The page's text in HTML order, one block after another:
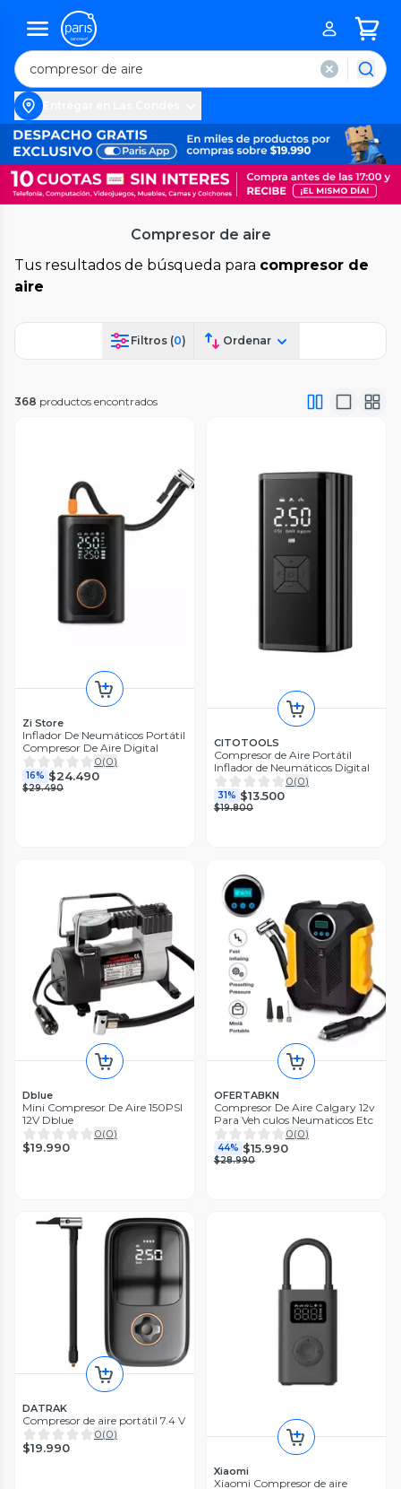
Compresor de aire
Tus resultados de búsqueda para compresor de
aire
Filtros (0) Ordenar
368 productos encontrados
Zi Store
Inflador De Neumáticos Portátil
Compresor De Aire Digital
0(0)
16% $24.490
$29.490
CITOTOOLS
Compresor de Aire Portátil
Inflador de Neumáticos Digital
0(0)
31% $13.500
$19.800
Dblue
Mini Compresor De Aire 150PSI
12V Dblue
0(0)
$19.990
OFERTABKN
Compresor De Aire Calgary 12v
Para Veh culos Neumaticos Etc
0(0)
44% $15.990
$28.990
DATRAK
Compresor de aire portátil 7.4 V
0(0)
$19.990
Xiaomi
Xiaomi Compresor de aire